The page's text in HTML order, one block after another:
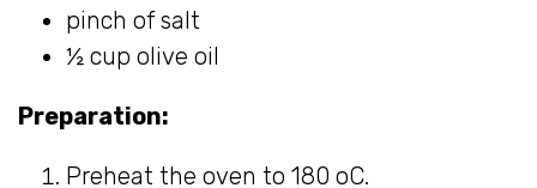
pinch of salt
½ cup olive oil
Preparation:
Preheat the oven to 180 oC.